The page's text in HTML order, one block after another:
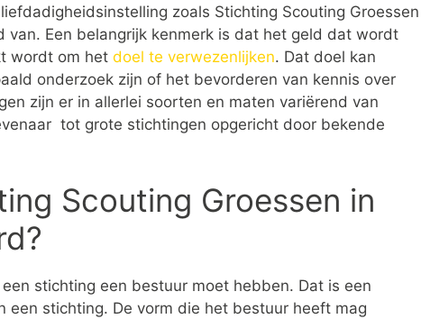
zoals Stichting Scouting Groessen
van. Een belangrijk kenmerk is dat het geld dat wordt
wordt om het doel te verwezenlijken. Dat doel kan
onderzoek zijn of het bevorderen van kennis over
zijn er in allerlei soorten en maten variërend van
tot grote stichtingen opgericht door bekende
Scouting Groessen in
stichting een bestuur moet hebben. Dat is een
een stichting. De vorm die het bestuur heeft mag